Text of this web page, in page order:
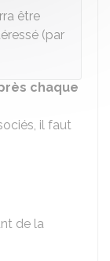
être
(par
chaque
il faut
de la